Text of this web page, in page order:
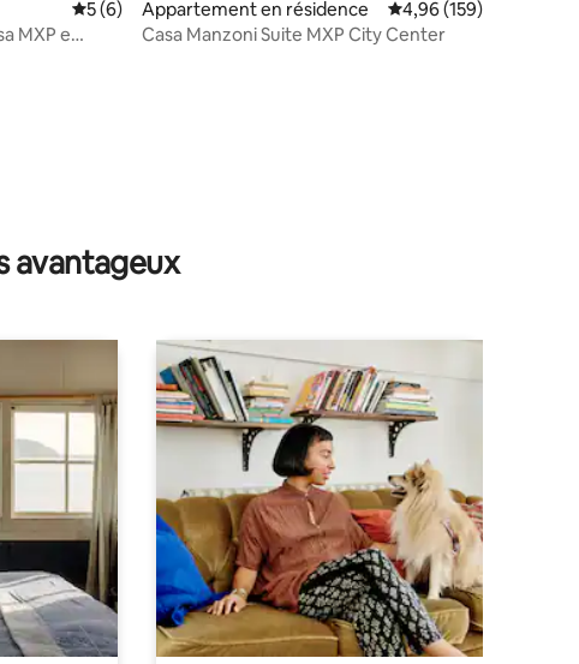
Évaluation moyenne sur la base de 6 commentaires : 5 sur 5
5 (6)
MXP e
Appartement en résidence Évaluation moyenne
4,96 (159)
Casa Manzoni Suite MXP City Center
avantageux